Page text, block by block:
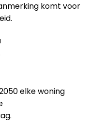
komt voor
elke woning